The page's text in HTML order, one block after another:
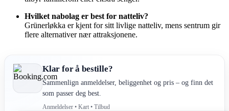
Hvilket nabolag er best for natteliv?
Grünerløkka er kjent for sitt livlige natteliv, mens sentrum gir
flere alternativer nær attraksjonene.
Klar for å bestille?
Sammenlign anmeldelser, beliggenhet og pris – og finn det
som passer deg best.
Anmeldelser • Kart • Tilbud